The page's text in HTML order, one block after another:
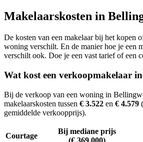
Makelaarskosten in
De kosten van een makelaar bij het kopen
woning verschilt. En de manier hoe je een
verschilt ook. Doe je een vast tarief of een
Wat kost een verkoopmakelaar
Bij de verkoop van een woning in
makelaarskosten tussen € 3.522 en € 4.579
gemiddelde verkoopprijs).
Courtage
Bij mediane prijs
(€ 369.000)